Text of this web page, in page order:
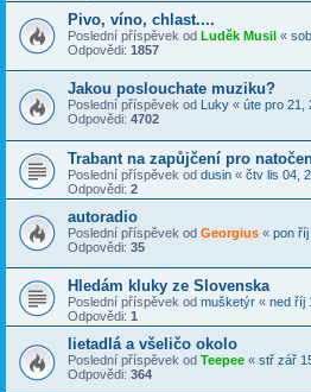
Pivo, víno, chlast....
Poslední příspěvek od Luděk Musil «
Odpovědi: 1857
Jakou poslouchate muziku?
Poslední příspěvek od Luky « úte pro 21,
Odpovědi: 4702
Trabant na zapůjčení pro
Poslední příspěvek od dusin « čtv lis 04,
Odpovědi: 2
autoradio
Poslední příspěvek od Georgius « pon říj
Odpovědi: 35
Hledám kluky ze Slovenska
Poslední příspěvek od mušketýr « ned říj
Odpovědi: 1
lietadlá a všeličo okolo
Poslední příspěvek od Teepee « stř zář
Odpovědi: 364